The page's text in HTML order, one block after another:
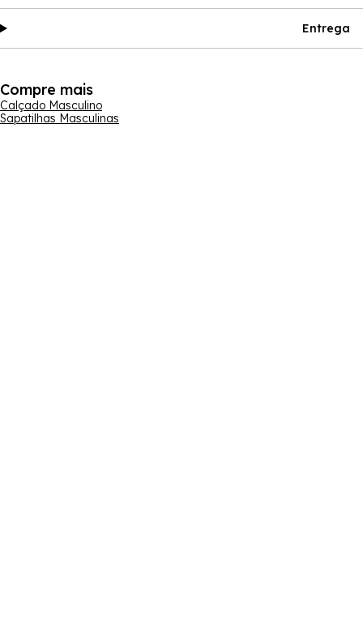
Entrega
Compre mais
Calçado Masculino
Sapatilhas Masculinas